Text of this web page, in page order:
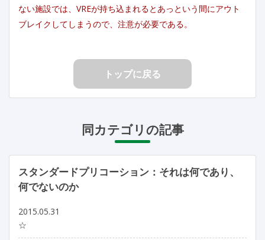
ない施設では、VREが持ち込まれるとあっという間にアウト
ブレイクしてしまうので、注意が必要である。
トップに戻る
同カテゴリの記事
スタンダードプリコーション：それは何であり、
何でないのか
2015.05.31
☆